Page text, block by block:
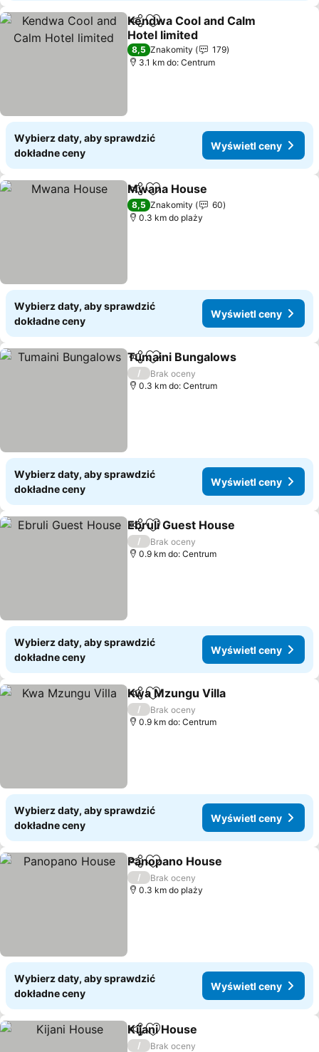
Udostępnij
Dodaj do ulubionych
Kendwa Cool and Calm
Hotel limited
8,5 Znakomity
179
3.1 km do: Centrum
Wybierz daty, aby sprawdzić
dokładne ceny
Wyświetl ceny
Udostępnij
Dodaj do ulubionych
Mwana House
8,5 Znakomity
60
0.3 km do plaży
Wybierz daty, aby sprawdzić
dokładne ceny
Wyświetl ceny
Udostępnij
Dodaj do ulubionych
Tumaini Bungalows
/
Brak oceny
0.3 km do: Centrum
Wybierz daty, aby sprawdzić
dokładne ceny
Wyświetl ceny
Udostępnij
Dodaj do ulubionych
Ebruli Guest House
/
Brak oceny
0.9 km do: Centrum
Wybierz daty, aby sprawdzić
dokładne ceny
Wyświetl ceny
Udostępnij
Dodaj do ulubionych
Kwa Mzungu Villa
/
Brak oceny
0.9 km do: Centrum
Wybierz daty, aby sprawdzić
dokładne ceny
Wyświetl ceny
Udostępnij
Dodaj do ulubionych
Panopano House
/
Brak oceny
0.3 km do plaży
Wybierz daty, aby sprawdzić
dokładne ceny
Wyświetl ceny
Udostępnij
Dodaj do ulubionych
Kijani House
/
Brak oceny